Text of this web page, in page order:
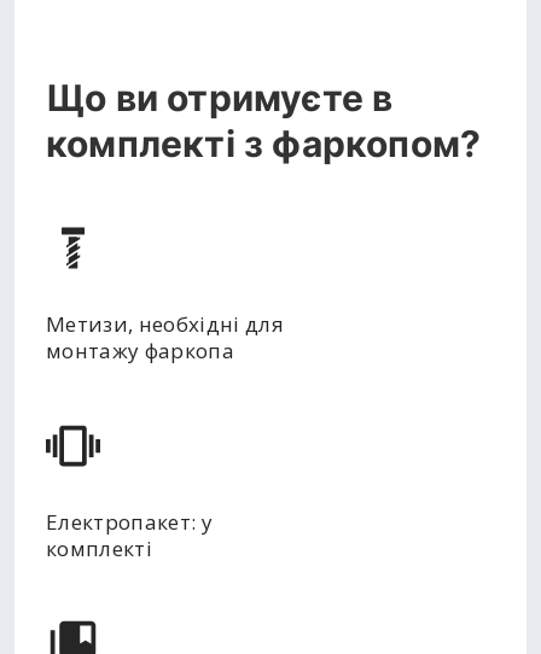
Що ви отримуєте в
комплекті з фаркопом?
Метизи, необхідні для
монтажу фаркопа
Електропакет: у
комплекті